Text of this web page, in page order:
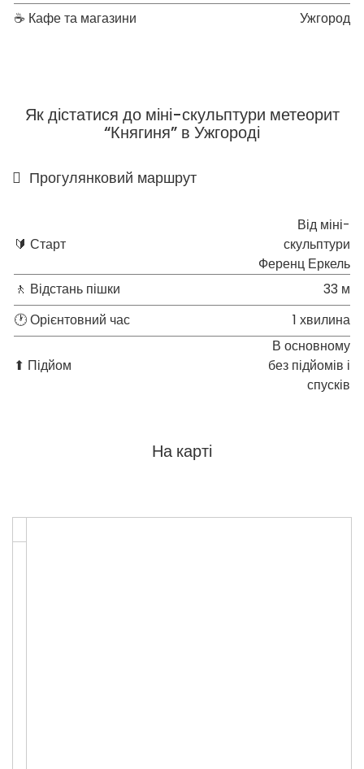
☕ Кафе та магазини Ужгород
Як дістатися до міні-скульптури метеорит
“Княгиня” в Ужгороді
Прогулянковий маршрут
🔰 Старт
Від міні-
скульптури
Ференц Еркель
🚶 Відстань пішки
33 м
🕐 Орієнтовний час
1 хвилина
⬆ Підйом
В основному
без підйомів і
спусків
На карті